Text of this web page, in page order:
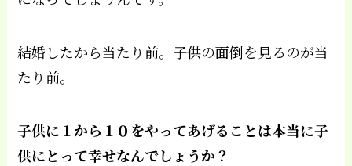
結婚したから当たり前。子供の面倒を見るのが当
たり前。
子供に１から１０をやってあげることは本当に子
供にとって幸せなんでしょうか？